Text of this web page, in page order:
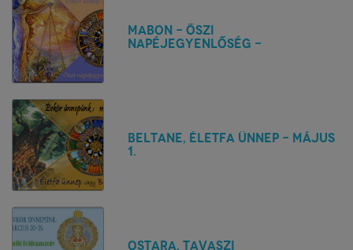
Mabon - őszi
napéjegyenlőség -
Beltane, Életfa ünnep - Május
1.
Ostara, tavaszi